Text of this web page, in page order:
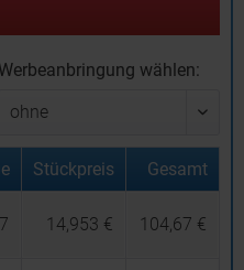
Werbeanbringung wählen:
Stückpreis Gesamt
7 14,953 € 104,67 €